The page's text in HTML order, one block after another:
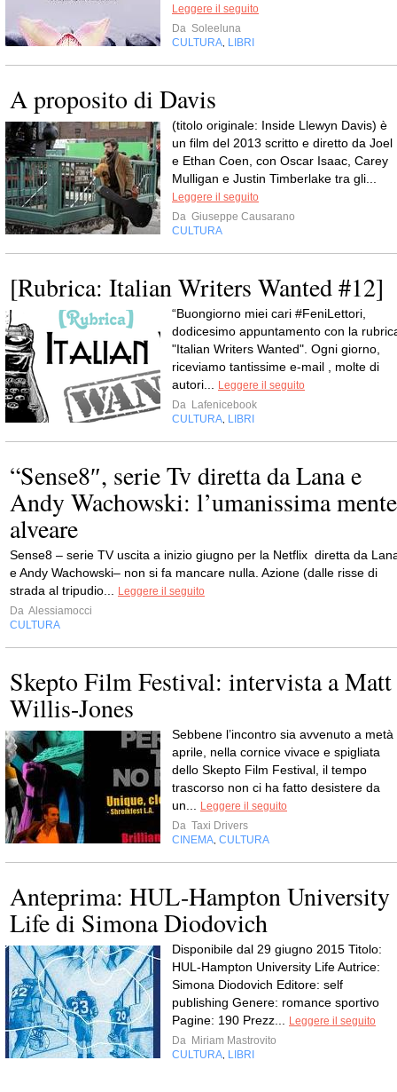
Leggere il seguito
Da Soleeluna
CULTURA LIBRI
A proposito di Davis
(titolo originale: Inside Llewyn Davis) è
un film del 2013 scritto e diretto da Joel
e Ethan Coen, con Oscar Isaac, Carey
Mulligan e Justin Timberlake tra gli...
Leggere il seguito
Da Giuseppe Causarano
CULTURA
[Rubrica: Italian Writers Wanted #12]
“Buongiorno miei cari #FeniLettori,
dodicesimo appuntamento con la
"Italian Writers Wanted". Ogni giorno,
riceviamo tantissime e-mail , molte di
autori...
Leggere il seguito
Da Lafenicebook
CULTURA LIBRI
“Sense8″, serie Tv diretta da Lana e
Andy Wachowski: l’umanissima mente
alveare
Sense8 – serie TV uscita a inizio giugno per la Netflix diretta da
e Andy Wachowski– non si fa mancare nulla. Azione (dalle risse di
strada al tripudio...
Leggere il seguito
Da Alessiamocci
CULTURA
Skepto Film Festival: intervista a Matt
Willis-Jones
Sebbene l’incontro sia avvenuto a metà
aprile, nella cornice vivace e spigliata
dello Skepto Film Festival, il tempo
trascorso non ci ha fatto desistere da
un...
Leggere il seguito
Da Taxi Drivers
CINEMA CULTURA
Anteprima: HUL-Hampton University
Life di Simona Diodovich
Disponibile dal 29 giugno 2015 Titolo:
HUL-Hampton University Life Autrice:
Simona Diodovich Editore: self
publishing Genere: romance sportivo
Pagine: 190 Prezz...
Leggere il seguito
Da Miriam Mastrovito
CULTURA LIBRI